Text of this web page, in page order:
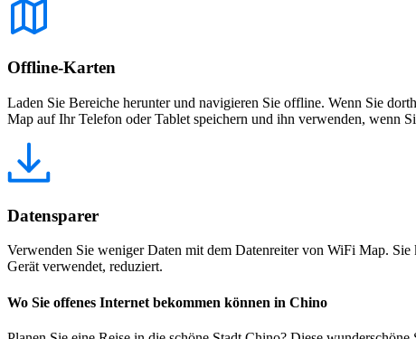
Offline-Karten
Laden Sie Bereiche herunter und navigieren Sie offline. Wenn Sie
Map auf Ihr Telefon oder Tablet speichern und ihn verwenden, wenn
Datensparer
Verwenden Sie weniger Daten mit dem Datenreiter von WiFi Map.
Gerät verwendet, reduziert.
Wo Sie offenes Internet bekommen können in Chino